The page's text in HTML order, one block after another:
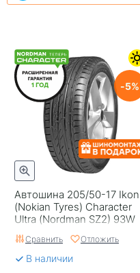
Автошина 205/50-17 Ikon
(Nokian Tyres) Character
Ultra (Nordman SZ2) 93W
5
Сравнить Отложить
В наличии